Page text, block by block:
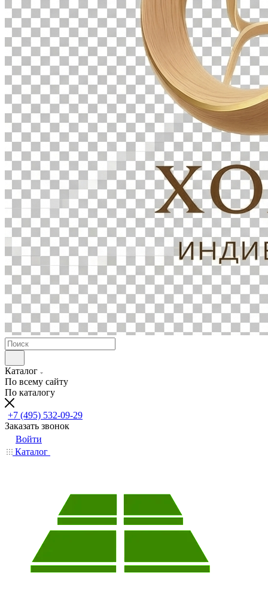
Каталог
По всему сайту
По каталогу
+7 (495) 532-09-29
Заказать звонок
Войти
Каталог